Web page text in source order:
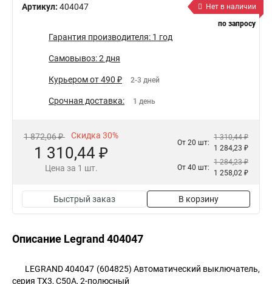
Артикул: 404047
Нет в наличии
по запросу
Гарантия производителя: 1 год
Самовывоз: 2 дня
Курьером от 490 ₽ 2-3 дней
Срочная доставка: 1 день
1 872,06 ₽ Скидка 30%
1 310,44 ₽
Цена за 1 шт.
От 20 шт:
1 310,44 ₽
1 284,23 ₽
От 40 шт:
1 284,23 ₽
1 258,02 ₽
Быстрый заказ В корзину
Описание Legrand 404047
LEGRAND 404047 (604825) Автоматический выключатель,
серия TX3, С50A, 2-полюсный